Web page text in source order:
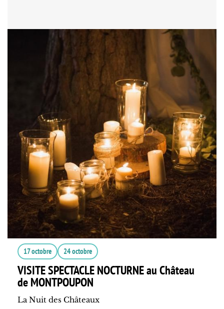
17 octobre 24 octobre
VISITE SPECTACLE NOCTURNE au Château
de MONTPOUPON
La Nuit des Châteaux